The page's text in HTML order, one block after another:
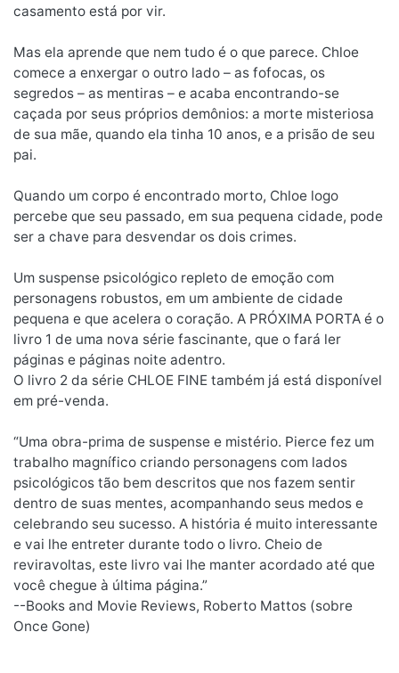
casamento está por vir.
Mas ela aprende que nem tudo é o que parece. Chloe
comece a enxergar o outro lado – as fofocas, os
segredos – as mentiras – e acaba encontrando-se
caçada por seus próprios demônios: a morte misteriosa
de sua mãe, quando ela tinha 10 anos, e a prisão de seu
pai.
Quando um corpo é encontrado morto, Chloe logo
percebe que seu passado, em sua pequena cidade, pode
ser a chave para desvendar os dois crimes.
Um suspense psicológico repleto de emoção com
personagens robustos, em um ambiente de cidade
pequena e que acelera o coração. A PRÓXIMA PORTA é o
livro 1 de uma nova série fascinante, que o fará ler
páginas e páginas noite adentro.
O livro 2 da série CHLOE FINE também já está disponível
em pré-venda.
“Uma obra-prima de suspense e mistério. Pierce fez um
trabalho magnífico criando personagens com lados
psicológicos tão bem descritos que nos fazem sentir
dentro de suas mentes, acompanhando seus medos e
celebrando seu sucesso. A história é muito interessante
e vai lhe entreter durante todo o livro. Cheio de
reviravoltas, este livro vai lhe manter acordado até que
você chegue à última página.”
--Books and Movie Reviews, Roberto Mattos (sobre
Once Gone)